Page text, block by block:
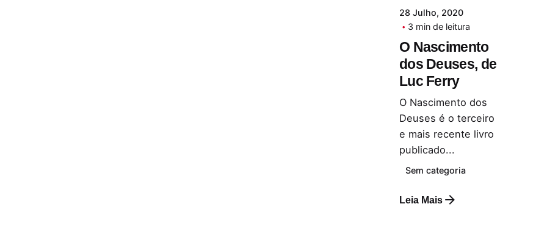
28 Julho, 2020
3 min de leitura
O Nascimento
dos Deuses, de
Luc Ferry
O Nascimento dos
Deuses é o terceiro
e mais recente livro
publicado...
Sem categoria
Leia Mais